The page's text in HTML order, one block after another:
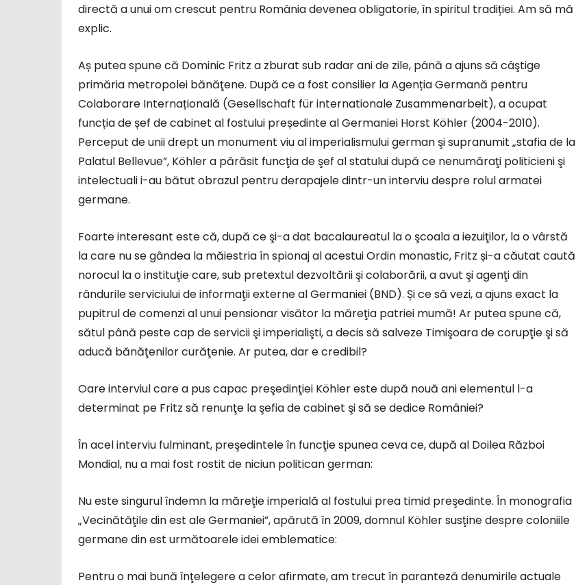
directă a unui om crescut pentru România devenea obligatorie, în spiritul tradiției. Am să mă
explic.
Aș putea spune că Dominic Fritz a zburat sub radar ani de zile, până a ajuns să câştige
primăria metropolei bănăţene. După ce a fost consilier la Agenția Germană pentru
Colaborare Internațională (Gesellschaft für internationale Zusammenarbeit), a ocupat
funcția de șef de cabinet al fostului președinte al Germaniei Horst Köhler (2004-2010).
Perceput de unii drept un monument viu al imperialismului german şi supranumit „stafia de la
Palatul Bellevue”, Köhler a părăsit funcţia de şef al statului după ce nenumăraţi politicieni şi
intelectuali i-au bătut obrazul pentru derapajele dintr-un interviu despre rolul armatei
germane.
Foarte interesant este că, după ce şi-a dat bacalaureatul la o şcoala a iezuiţilor, la o vârstă
la care nu se gândea la măiestria în spionaj al acestui Ordin monastic, Fritz și-a căutat caută
norocul la o instituţie care, sub pretextul dezvoltării şi colaborării, a avut şi agenţi din
rândurile serviciului de informaţii externe al Germaniei (BND). Și ce să vezi, a ajuns exact la
pupitrul de comenzi al unui pensionar visător la măreţia patriei mumă! Ar putea spune că,
sătul până peste cap de servicii şi imperialişti, a decis să salveze Timişoara de corupţie şi să
aducă bănăţenilor curăţenie. Ar putea, dar e credibil?
Oare interviul care a pus capac preşedinţiei Köhler este după nouă ani elementul l-a
determinat pe Fritz să renunţe la şefia de cabinet şi să se dedice României?
În acel interviu fulminant, preşedintele în funcţie spunea ceva ce, după al Doilea Război
Mondial, nu a mai fost rostit de niciun politican german:
Nu este singurul îndemn la măreţie imperială al fostului prea timid preşedinte. În monografia
„Vecinătăţile din est ale Germaniei”, apărută în 2009, domnul Köhler susţine despre coloniile
germane din est următoarele idei emblematice:
Pentru o mai bună înţelegere a celor afirmate, am trecut în paranteză denumirile actuale